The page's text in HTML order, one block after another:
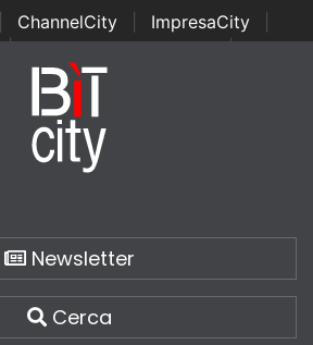
ChannelCity ImpresaCity
| Italian Channel Awards | Italian
Italian Security Awards
Newsletter
Cerca